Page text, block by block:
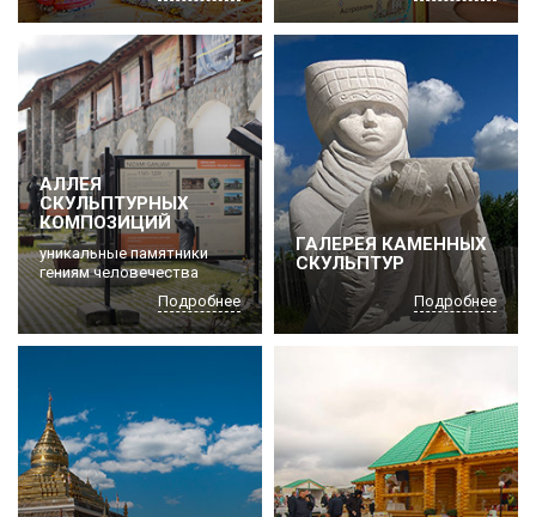
АЛЛЕЯ
СКУЛЬПТУРНЫХ
КОМПОЗИЦИЙ
уникальные памятники
гениям человечества
Подробнее
ГАЛЕРЕЯ КАМЕННЫХ
СКУЛЬПТУР
Подробнее